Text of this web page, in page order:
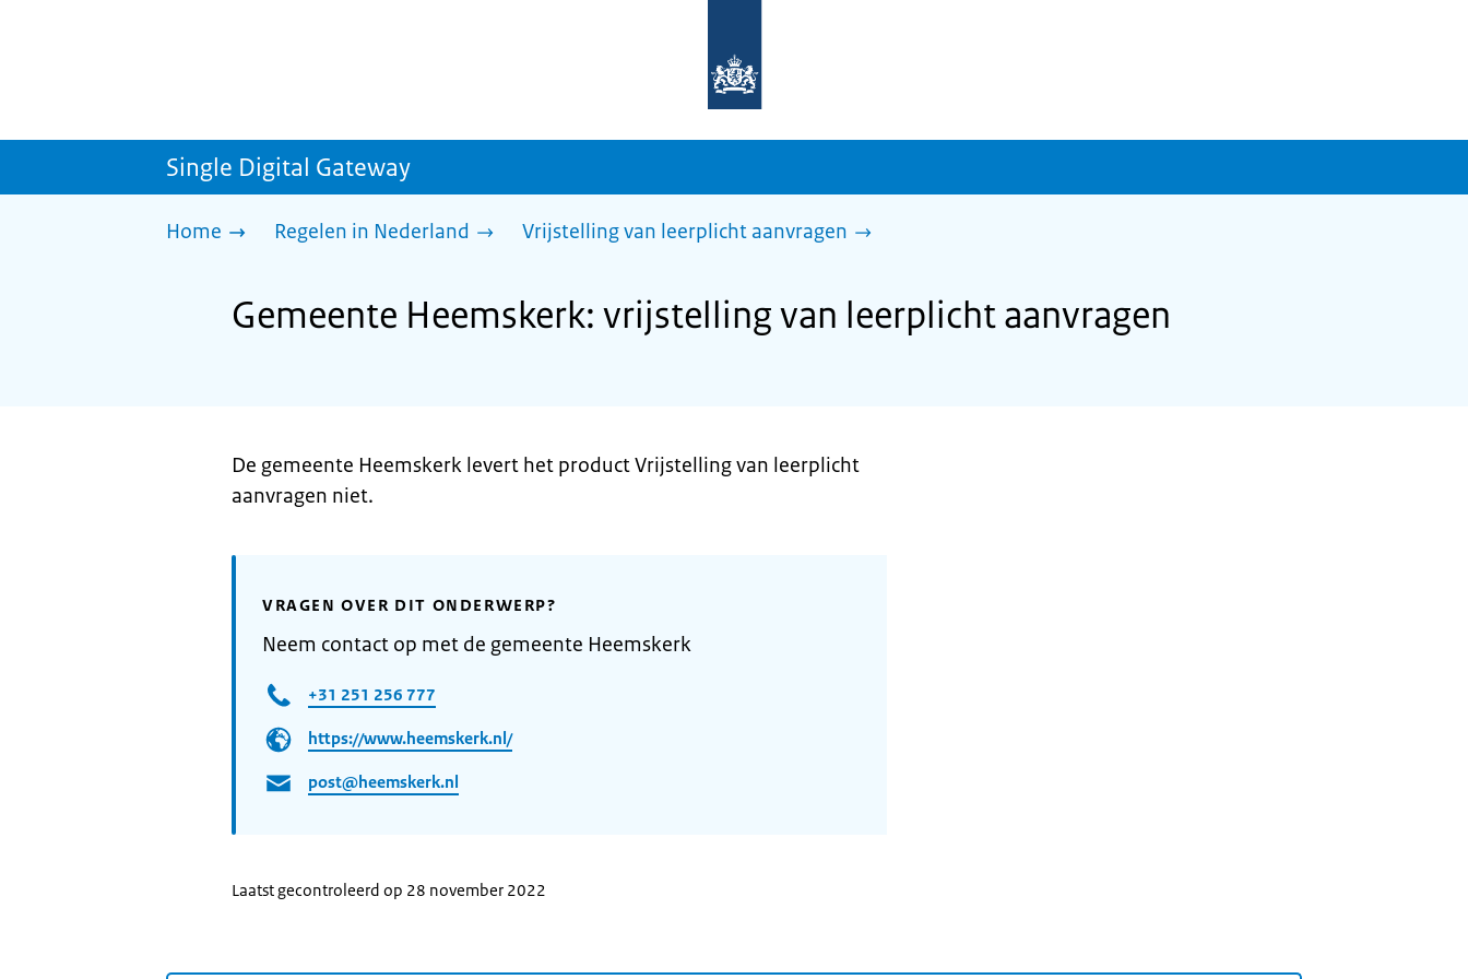
homepage
sdg.rijksoverheid.nl
Single Digital Gateway
Home Regelen in Nederland Vrijstelling van leerplicht aanvragen
Gemeente Heemskerk: vrijstelling van leerplicht aanvragen
De gemeente Heemskerk levert het product Vrijstelling van leerplicht
aanvragen niet.
VRAGEN OVER DIT ONDERWERP?
Neem contact op met de gemeente Heemskerk
+31 251 256 777
https://www.heemskerk.nl/
post@heemskerk.nl
Laatst gecontroleerd op 28 november 2022